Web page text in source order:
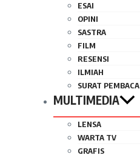
ESAI
OPINI
SASTRA
FILM
RESENSI
ILMIAH
SURAT PEMBACA
MULTIMEDIA
LENSA
WARTA TV
GRAFIS